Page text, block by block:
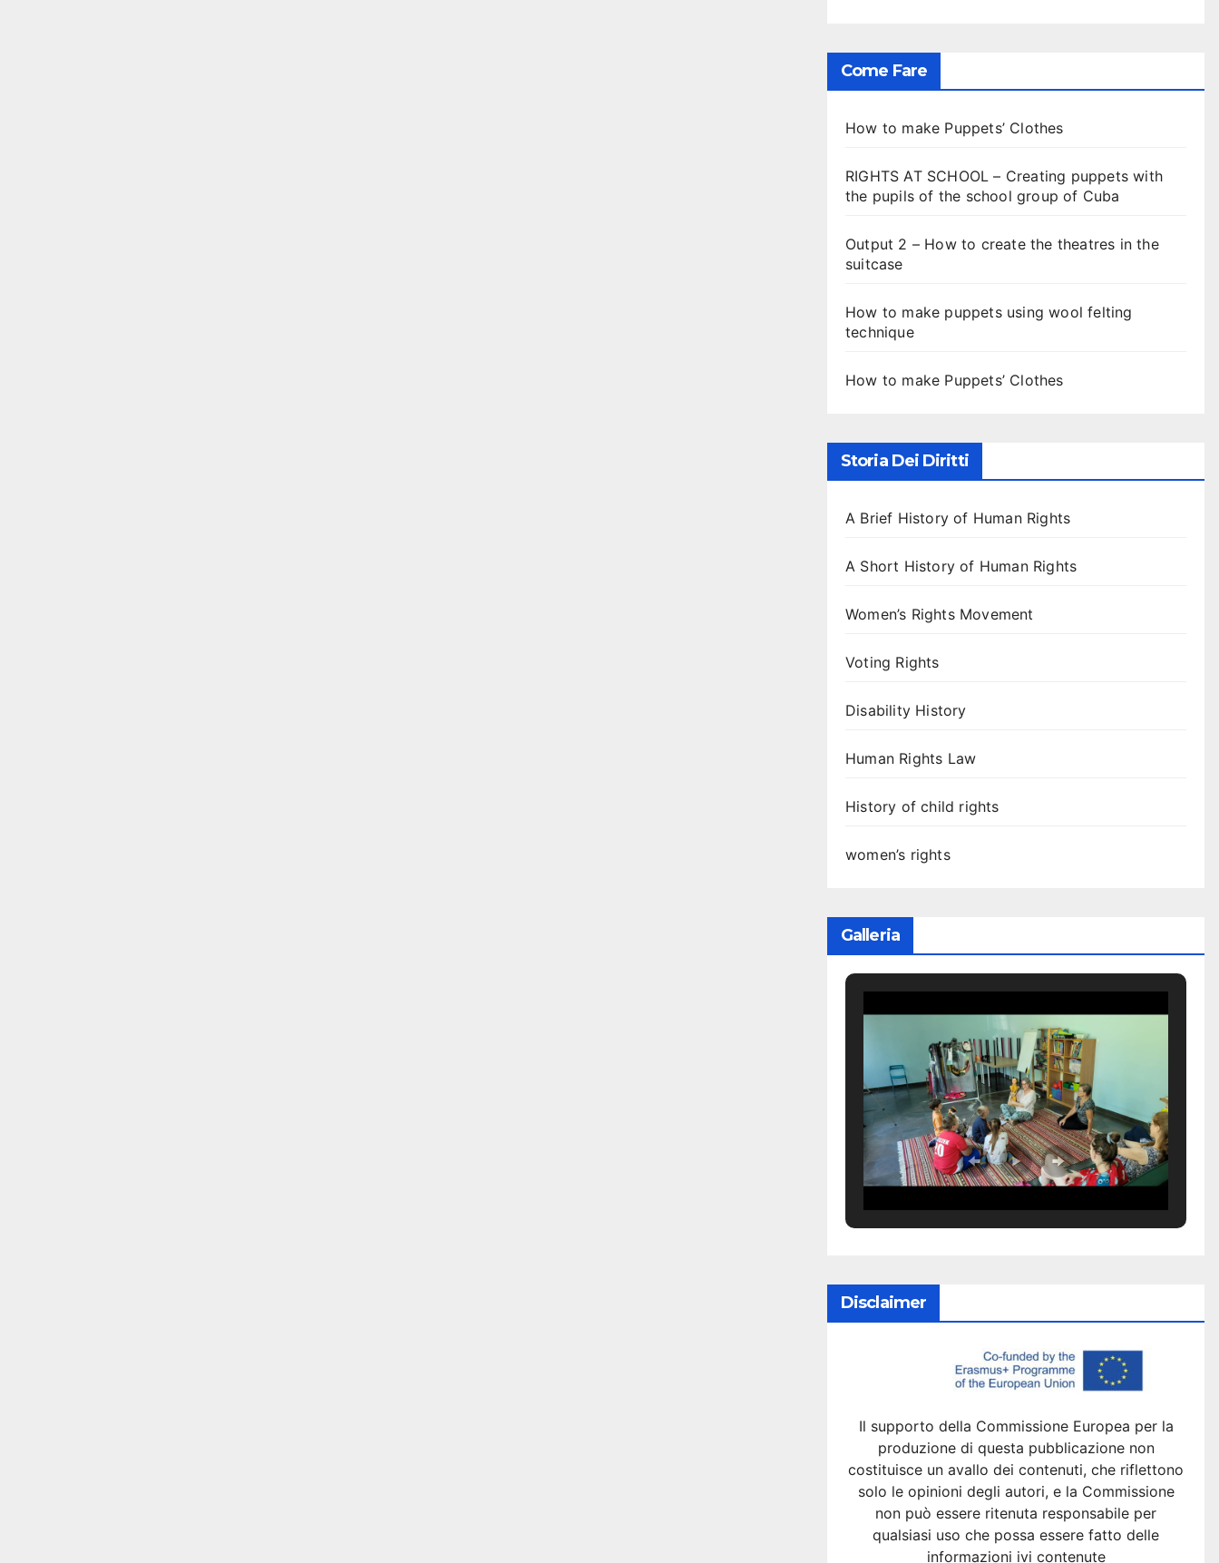
Come Fare
How to make Puppets’ Clothes
RIGHTS AT SCHOOL – Creating puppets with
the pupils of the school group of Cuba
Output 2 – How to create the theatres in the
suitcase
How to make puppets using wool felting
technique
How to make Puppets’ Clothes
Storia Dei Diritti
A Brief History of Human Rights
A Short History of Human Rights
Women’s Rights Movement
Voting Rights
Disability History
Human Rights Law
History of child rights
women’s rights
Galleria
Disclaimer
Il supporto della Commissione Europea per la
produzione di questa pubblicazione non
costituisce un avallo dei contenuti, che riflettono
solo le opinioni degli autori, e la Commissione
non può essere ritenuta responsabile per
qualsiasi uso che possa essere fatto delle
informazioni ivi contenute